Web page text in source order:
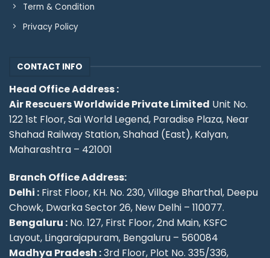
Term & Condition
Privacy Policy
CONTACT INFO
Head Office Address :
Air Rescuers Worldwide Private Limited Unit No.
122 1st Floor, Sai World Legend, Paradise Plaza, Near
Shahad Railway Station, Shahad (East), Kalyan,
Maharashtra – 421001
Branch Office Address:
Delhi : First Floor, KH. No. 230, Village Bharthal, Deepu
Chowk, Dwarka Sector 26, New Delhi – 110077.
Bengaluru : No. 127, First Floor, 2nd Main, KSFC
Layout, Lingarajapuram, Bengaluru – 560084
Madhya Pradesh :3rd Floor, Plot No. 335/336,